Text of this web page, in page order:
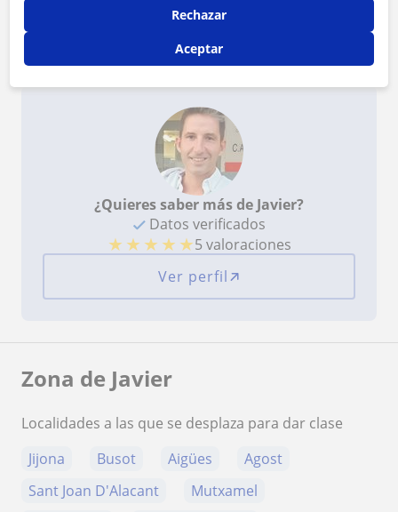
Javier tiene el Perfil Verificado
¿Quieres saber más de Javier?
Datos verificados
★ ★ ★ ★ ★5 valoraciones
Ver perfil
Zona de Javier
Localidades a las que se desplaza para dar clase
Jijona
Busot Aigües
Agost
Sant Joan D'Alacant
Mutxamel
Rechazar
Aceptar